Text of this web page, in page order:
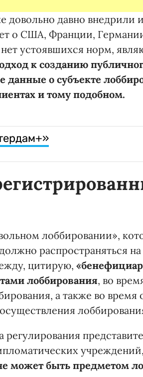
довольно давно внедрили
о США, Франции,
устоявшихся норм,
к созданию
данные о субъекте
и тому подобном.
лоббировании»,
распространяться
цитирую,
лоббирования, во
а также во время
может быть предметом